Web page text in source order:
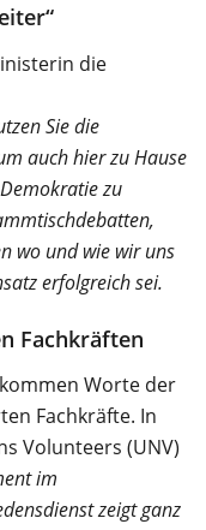
die
Sie die
auch hier zu Hause
zu
wo und wie wir uns
erfolgreich sei.
Fachkräften
Worte der
Fachkräfte. In
Volunteers (UNV)
im
zeigt ganz